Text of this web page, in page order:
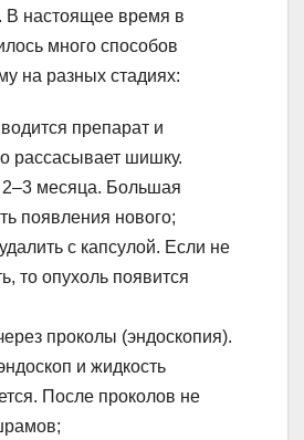
В настоящее время в
много способов
на разных стадиях:
препарат и
рассасывает шишку.
2–3 месяца. Большая
появления нового;
с капсулой. Если не
то опухоль появится
проколы (эндоскопия).
и жидкость
После проколов не